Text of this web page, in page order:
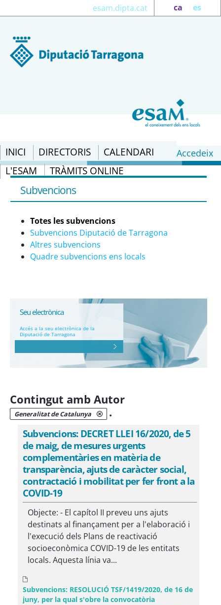
ca es
esam.dipta.cat
INICI DIRECTORIS
CALENDARI
L'ESAM
TRÀMITS ONLINE
Accedeix
Totes les subvencions - eSAM
Subvencions
Totes les subvencions
Subvencions Diputació de Tarragona
Altres subvencions
Quadre subvencions ens locals
Seu electrònica
Accés a la seu electrònica de la
Diputació de Tarragona
Contingut amb Autor
Generalitat de Catalunya .
Subvencions: DECRET LLEI 16/2020, de 5
de maig, de mesures urgents
complementàries en matèria de
transparència, ajuts de caràcter social,
contractació i mobilitat per fer front a la
COVID-19
Objecte: - El capítol II preveu uns ajuts
destinats al finançament per a l'elaboració i
l'execució dels Plans de reactivació
socioeconòmica COVID-19 de les entitats
locals. Aquesta línia va...
Subvencions: RESOLUCIÓ TSF/1419/2020, de 16 de
juny, per la qual s'obre la convocatòria